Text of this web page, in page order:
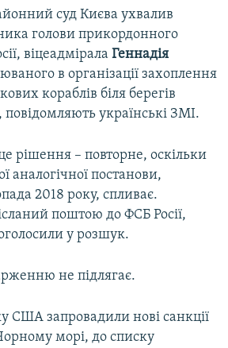
суд Києва ухвалив
голови прикордонного
віцеадмірала Геннадія
в організації захоплення
кораблів біля берегів
українські ЗМІ.
рішення – повторне, оскільки
аналогічної постанови,
2018 року, спливає.
поштою до ФСБ Росії,
у розшук.
не підлягає.
США запровадили нові санкції
морі, до списку